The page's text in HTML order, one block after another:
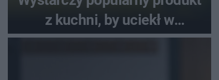
z kuchni, by uciekł w
popłochu